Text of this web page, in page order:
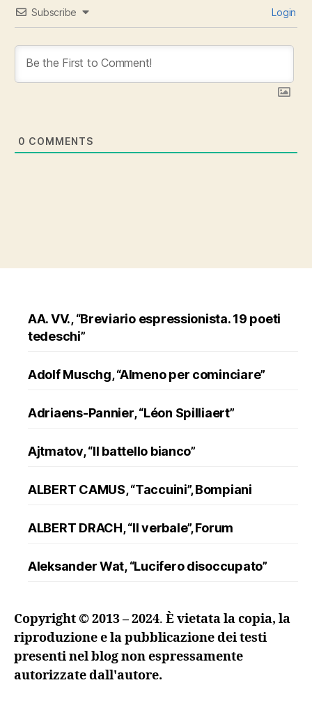
Subscribe Login
0 COMMENTS
AA. VV., “Breviario espressionista. 19 poeti
tedeschi”
Adolf Muschg, “Almeno per cominciare”
Adriaens-Pannier, “Léon Spilliaert”
Ajtmatov, “Il battello bianco”
ALBERT CAMUS, “Taccuini”, Bompiani
ALBERT DRACH, “Il verbale”, Forum
Aleksander Wat, “Lucifero disoccupato”
ranuncolo”, Oscar Mondadori
Andreev, “Lazzaro e altre novelle”
Copyright © 2013 – 2024. È vietata la copia, la
riproduzione e la pubblicazione dei testi
presenti nel blog non espressamente
autorizzate dall'autore.